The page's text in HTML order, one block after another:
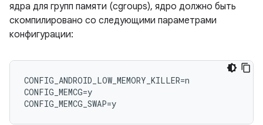
ядра для групп памяти (cgroups), ядро ​​должно быть
скомпилировано со следующими параметрами
конфигурации:
CONFIG_ANDROID_LOW_MEMORY_KILLER=n
CONFIG_MEMCG=y